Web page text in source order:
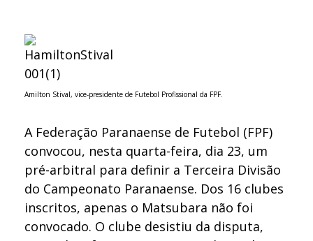
Amilton Stival, vice-presidente de Futebol Profissional da FPF.
A Federação Paranaense de Futebol (FPF)
convocou, nesta quarta-feira, dia 23, um
pré-arbitral para definir a Terceira Divisão
do Campeonato Paranaense. Dos 16 clubes
inscritos, apenas o Matsubara não foi
convocado. O clube desistiu da disputa,